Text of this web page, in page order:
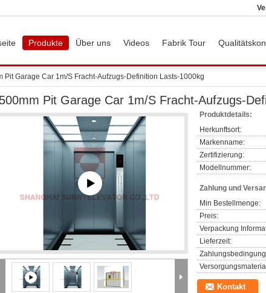
Produkte Über uns Videos Fabrik Tour
Pit Garage Car 1m/S Fracht-Aufzugs-Definition Lasts-1000kg
Pit Garage Car 1m/S Fracht-Aufzugs-
Produktdetails:
Herkunftsort:
Markenname:
Zertifizierung:
Modellnummer:
Zahlung und
Min Bestellmenge:
Preis:
Verpackung
Lieferzeit:
Kontakt